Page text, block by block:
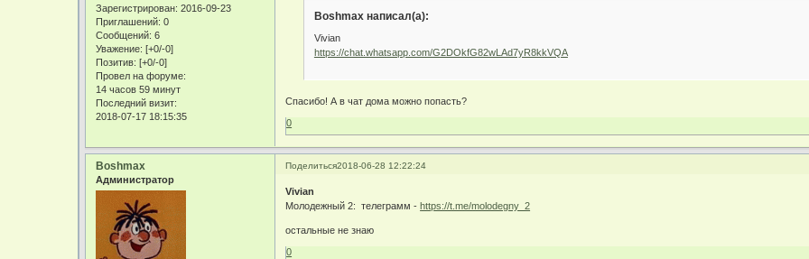
Зарегистрирован: 2016-09-23
Приглашений: 0
Сообщений: 6
Уважение: [+0/-0]
Позитив: [+0/-0]
Провел на форуме:
14 часов 59 минут
Последний визит:
2018-07-17 18:15:35
Boshmax написал(а):
Vivian
https://chat.whatsapp.com/G2DOkfG82wLAd7yR8kkVQA
Спасибо! А в чат дома можно попасть?
0
Поделиться2018-06-28 12:22:24
Boshmax
Администратор
Vivian
Молодежный 2: телеграмм -https://t.me/molodegny_2
остальные не знаю
0